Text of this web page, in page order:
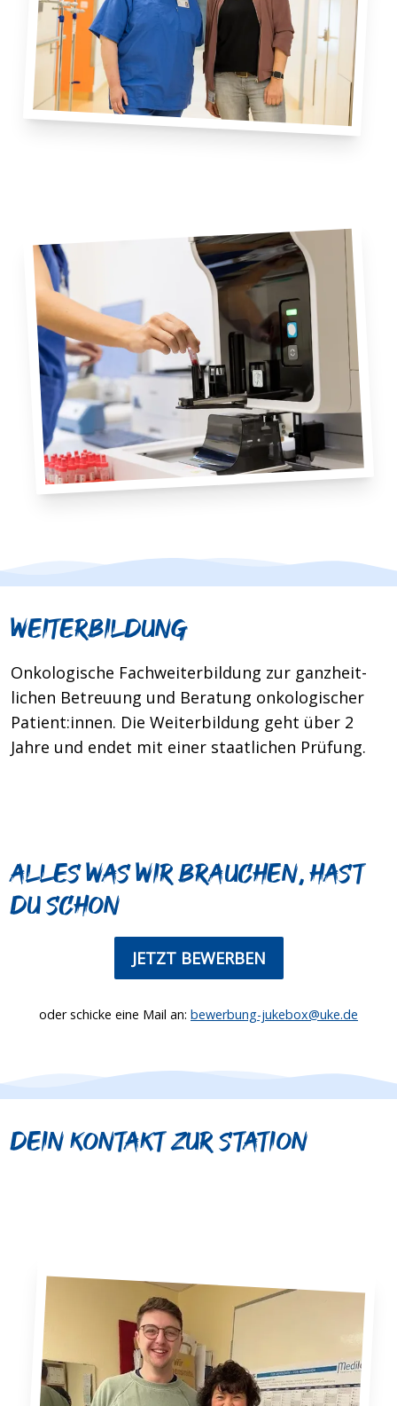
WEITERBILDUNG
Onkologische Fachweiterbildung zur ganz­heit­
lichen Be­treuung und Beratung onkologischer
Patient:innen. Die Weiterbildung geht über 2
Jahre und endet mit einer staat­lichen Prüfung.
Alles was wir brauchen, hast
du schon
JETZT BEWERBEN
oder schicke eine Mail an: bewerbung-jukebox@uke.de
Dein Kontakt zur Station